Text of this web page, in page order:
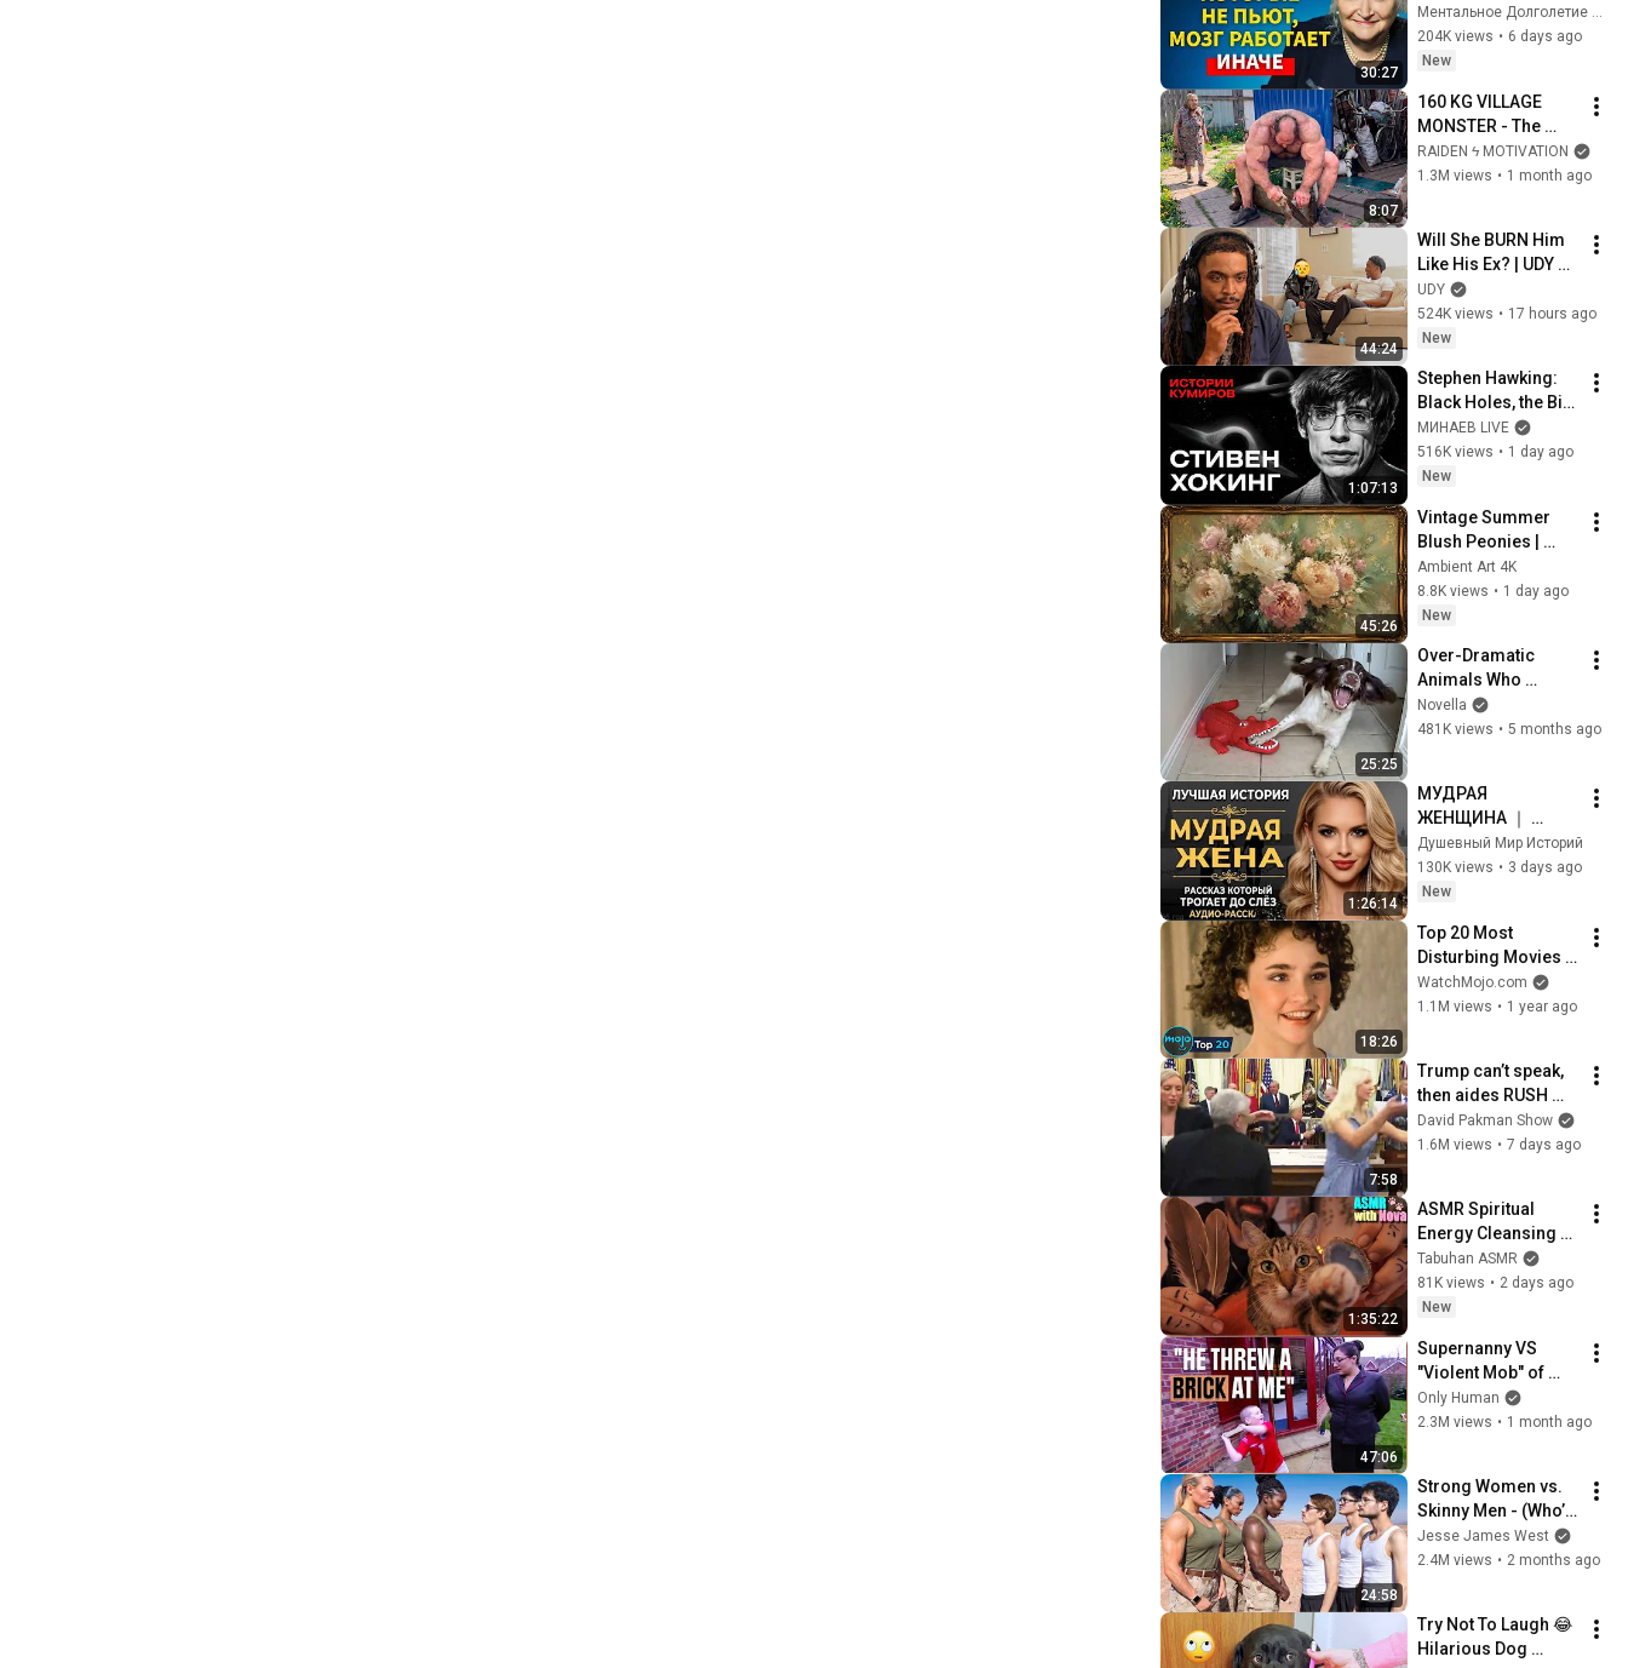
30:27
пьют алкоголь
(согласно
нейронауке) |
Черниговская
Ментальное Долголетие and 2 more
204K views • 6 days ago
New
8:07
160 KG VILLAGE
MONSTER - The
ANOMALY Nobody
Can Explain -
RAIDEN ϟ MOTIVATION
1.3M views • 1 month ago
44:24
Will She BURN Him
Like His Ex? | UDY
Loyalty Test
UDY
524K views • 17 hours ago
New
1:07:13
Stephen Hawking:
Black Holes, the Big
Bang, and the End of
the Universe / Idol
Stories / MINAEV
МИНАЕВ LIVE
516K views • 1 day ago
New
45:26
Vintage Summer
Blush Peonies |
Floral Oil Painting |
Frame TV Art 4K
Screensaver
Ambient Art 4K
8.8K views • 1 day ago
New
25:25
Over-Dramatic
Animals Who
Deserve an Oscar
😂 Funniest Animal
Novella
481K views • 5 months ago
1:26:14
МУДРАЯ
ЖЕНЩИНА ｜
Рассказ, который
трогает до
глубины души.
история ｜ Аудио
рассказ.
Душевный Мир Историй
130K views • 3 days ago
New
18:26
Top 20 Most
Disturbing Movies
Because of What We
Know Now
WatchMojo.com
1.1M views • 1 year ago
7:58
Trump can’t speak,
then aides RUSH
reporters out
David Pakman Show
1.6M views • 7 days ago
1:35:22
ASMR Spiritual
Energy Cleansing
with My Cat 🐾
Purring & Reiki for
Sleep & Stress
Tabuhan ASMR
81K views • 2 days ago
New
47:06
Supernanny VS
"Violent Mob" of
Four Unruly Kids |
Supernanny UK
Only Human
2.3M views • 1 month ago
24:58
Strong Women vs.
Skinny Men - (Who’s
Stronger?)
Jesse James West
2.4M views • 2 months ago
Try Not To Laugh 😂
Hilarious Dog